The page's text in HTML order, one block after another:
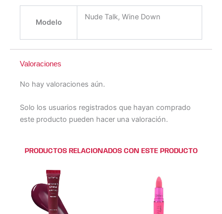
Modelo
Nude Talk, Wine Down
Valoraciones
No hay valoraciones aún.
Solo los usuarios registrados que hayan comprado
este producto pueden hacer una valoración.
PRODUCTOS RELACIONADOS CON ESTE PRODUCTO
producto
tiene
múltiples
variantes.
variantes.
tiene
múltiples
variantes.